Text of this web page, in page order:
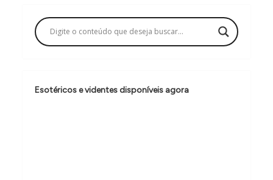
g
a
ç
o
Esotéricos e videntes disponíveis agora